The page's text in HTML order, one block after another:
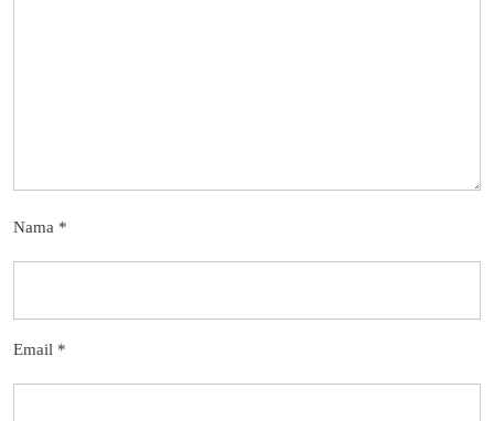
Nama *
Email *